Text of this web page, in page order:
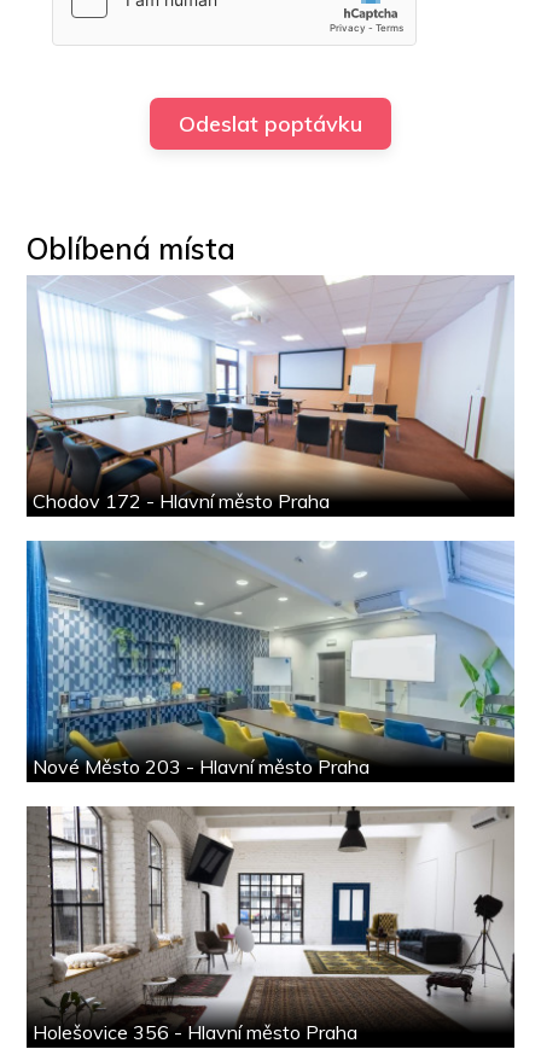
Oblíbená místa
Chodov 172 - Hlavní město Praha
Nové Město 203 - Hlavní město Praha
Holešovice 356 - Hlavní město Praha